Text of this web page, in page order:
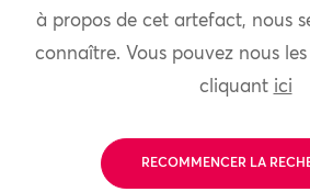
à propos de cet artefact, nous
connaître. Vous pouvez nous
cliquant ici
RECOMMENCER LA